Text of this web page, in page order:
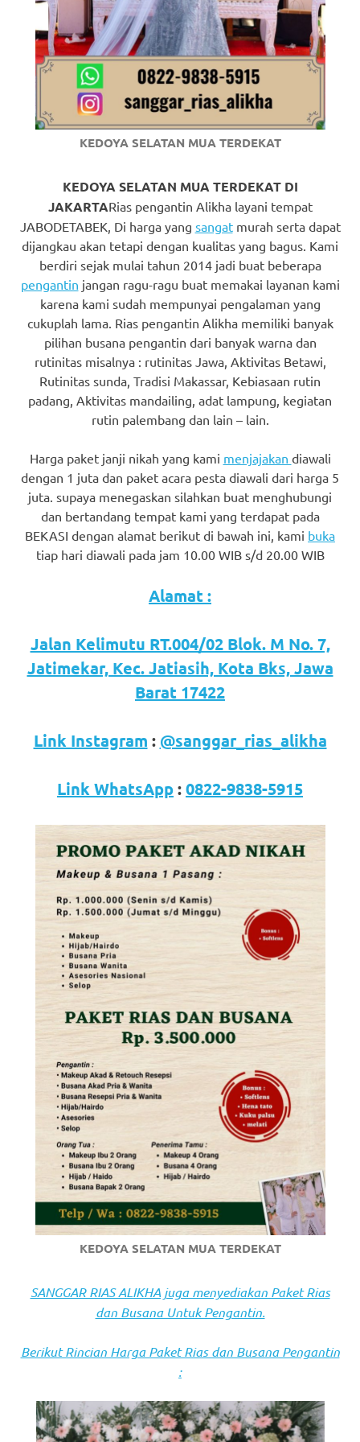
these
guys
comment
here
replica
watches.
favorite
replica
24
Hours
Online
replica
Discover
More
Wiht
Discount
replica
watches.
click
watches.
facts
https://www.stockswatches.com
anchor
https://
check
this
right
now
https://www.domainwatches.com
visit
KEDOYA SELATAN MUA TERDEKAT
KEDOYA SELATAN MUA TERDEKAT DI
JAKARTARias pengantin Alikha layani tempat
JABODETABEK, Di harga yang sangatmurah serta dapat
dijangkau akan tetapi dengan kualitas yang bagus. Kami
berdiri sejak mulai tahun 2014 jadi buat beberapa
pengantin jangan ragu-ragu buat memakai layanan kami
karena kami sudah mempunyai pengalaman yang
cukuplah lama. Rias pengantin Alikha memiliki banyak
pilihan busana pengantin dari banyak warna dan
rutinitas misalnya : rutinitas Jawa, Aktivitas Betawi,
Rutinitas sunda, Tradisi Makassar, Kebiasaan rutin
padang, Aktivitas mandailing, adat lampung, kegiatan
rutin palembang dan lain – lain.
Harga paket janji nikah yang kami menjajakan diawali
dengan 1 juta dan paket acara pesta diawali dari harga 5
juta. supaya menegaskan silahkan buat menghubungi
dan bertandang tempat kami yang terdapat pada
BEKASI dengan alamat berikut di bawah ini, kami buka
tiap hari diawali pada jam 10.00 WIB s/d 20.00 WIB
Alamat :
Jalan Kelimutu RT.004/02 Blok. M No. 7,
Jatimekar, Kec. Jatiasih, Kota Bks, Jawa
Barat 17422
Link Instagram : @sanggar_rias_alikha
Link WhatsApp:0822-9838-5915
KEDOYA SELATAN MUA TERDEKAT
SANGGAR RIAS ALIKHA juga menyediakan Paket Rias
dan Busana Untuk Pengantin.
Berikut Rincian Harga Paket Rias dan Busana Pengantin
: